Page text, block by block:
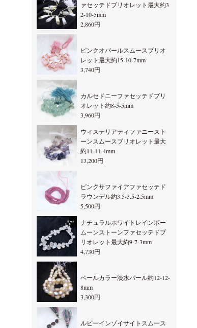
ァセッテドブリオレット最大約3
2-10-5mm
2,860円
ピンクオパールスムースブリオ
レット最大約15-10-7mm
3,740円
カルセドニーファセッテドブリ
オレット約8-5-5mm
3,960円
ウィステリアティファニースト
ーンスムースブリオレット最大
約11-11-4mm
13,200円
ピンクサファイアファセッテド
ラウンデル約3.5-3.5-2.5mm
5,500円
ナチュラルホワイトレインボー
ムーンストーンファセッテドブ
リオレット最大約9-7-3mm
4,730円
ペールカラー淡水パール約12-12-
8mm
3,300円
ルビーインゾイサイトスムース